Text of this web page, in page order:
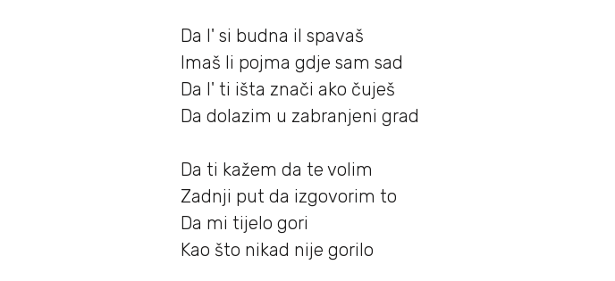
Da l' si budna il spavaš
Imaš li pojma gdje sam sad
Da l' ti išta znači ako čuješ
Da dolazim u zabranjeni grad
Da ti kažem da te volim
Zadnji put da izgovorim to
Da mi tijelo gori
Kao što nikad nije gorilo